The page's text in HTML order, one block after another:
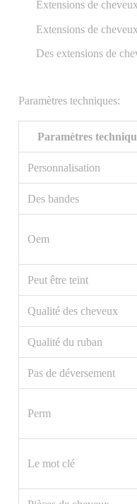
Extensions de
Extensions de
Des extensions de
Paramètres techniques:
Paramètres
Personnalisation
Des bandes
Oem
Peut être teint
Qualité des cheveux
Qualité du ruban
Pas de déversement
Perm
Le mot clé